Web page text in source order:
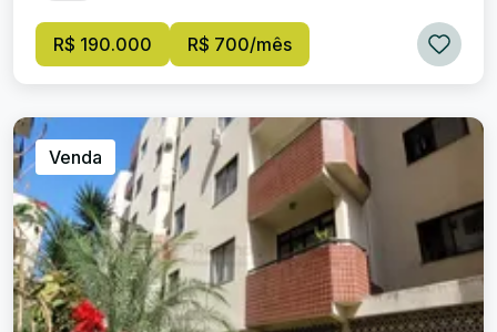
R$ 190.000 R$ 700/mês
Venda